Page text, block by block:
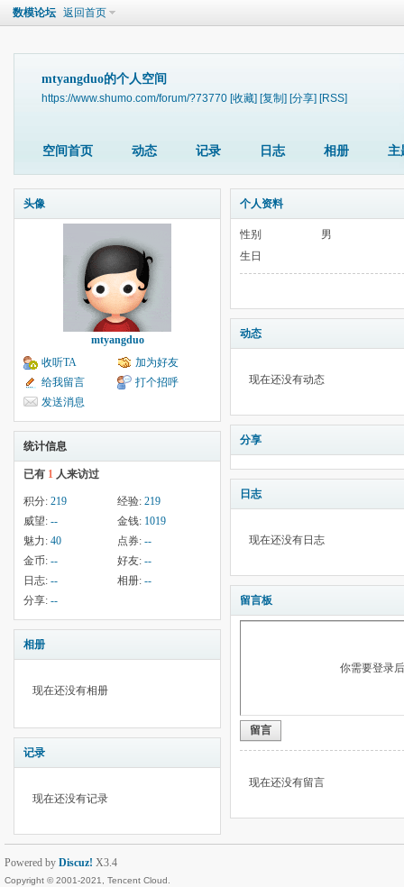
数模论坛 返回首页
mtyangduo的个人空间
https://www.shumo.com/forum/?73770 [收藏] [复制] [分享] [RSS]
空间首页 动态 记录 日志 相册 主
头像
mtyangduo
收听TA
加为好友
给我留言
打个招呼
发送消息
统计信息
已有 1 人来访过
积分: 219 经验: 219
威望: -- 金钱: 1019
魅力: 40 点券: --
金币: -- 好友: --
日志: -- 相册: --
分享: --
相册
现在还没有相册
记录
现在还没有记录
个人资料
性别
男
生日
动态
现在还没有动态
分享
日志
现在还没有日志
留言板
你需要登录
留言
现在还没有留言
Powered by Discuz! X3.4
Copyright © 2001-2021, Tencent Cloud.